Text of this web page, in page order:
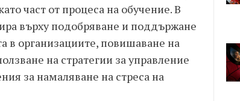
част от процеса на обучение. В
върху подобряване и поддържане
в организациите, повишаване на
на стратегии за управление
за намаляване на стреса на